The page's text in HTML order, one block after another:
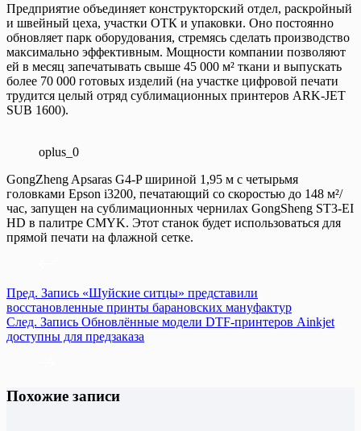
Предприятие объединяет конструкторский отдел, раскройный
и швейный цеха, участки ОТК и упаковки. Оно постоянно
обновляет парк оборудования, стремясь сделать производство
максимально эффективным. Мощности компании позволяют
ей в месяц запечатывать свыше 45 000 м² ткани и выпускать
более 70 000 готовых изделий (на участке цифровой печати
трудится целый отряд сублимационных принтеров ARK-JET
SUB 1600).
oplus_0
GongZheng Apsaras G4-P шириной 1,95 м с четырьмя
головками Epson i3200, печатающий со скоростью до 148 м²/
час, запущен на сублимационных чернилах GongSheng ST3-EI
HD в палитре CMYK. Этот станок будет использоваться для
прямой печати на флажной сетке.
Пред. Запись «Шуйские ситцы» представили
восстановленные принты барановских мануфактур
След. Запись Обновлённые модели DTF-принтеров Ainkjet
доступны для предзаказа
Похожие записи